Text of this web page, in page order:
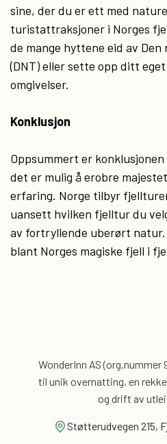
sine, der du er ett med
turistattraksjoner i Norges
de mange hyttene eid av
(DNT) eller sette opp ditt
omgivelser.
Konklusjon
Oppsummert er
det er mulig å erobre
erfaring. Norge tilbyr
uansett hvilken fjelltur du
av fortryllende uberørt natur.
blant Norges magiske fjell i
WonderInn AS (org.nummer
til unik overnatting, en
og drift av
Støtterudvegen 215,